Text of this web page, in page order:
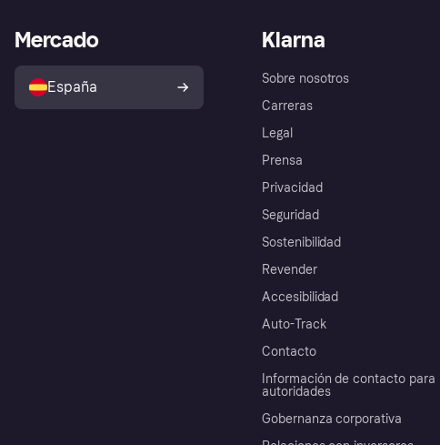
Klarna
Sobre nosotros
Carreras
Legal
Prensa
Privacidad
Seguridad
Sostenibilidad
Revender
Accesibilidad
Auto-Track
Contacto
Información de contacto para
autoridades
Gobernanza corporativa
Mercado
España